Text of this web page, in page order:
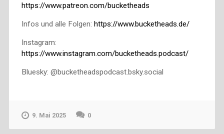
https://www.patreon.com/bucketheads
Infos und alle Folgen: https://www.bucketheads.de/
Instagram:
https://www.instagram.com/bucketheads.podcast/
Bluesky: @bucketheadspodcast.bsky.social
9. Mai 2025 0